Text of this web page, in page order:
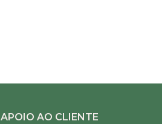
APOIO AO CLIENTE